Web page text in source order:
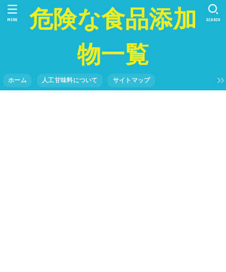
危険な食品添加
物一覧
ホーム 人工甘味料について サイトマップ
SEARCH
MENU